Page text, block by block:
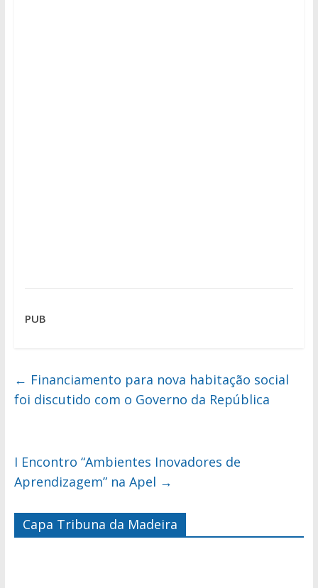
PUB
← Financiamento para nova habitação social
foi discutido com o Governo da República
I Encontro “Ambientes Inovadores de
Aprendizagem” na Apel →
Capa Tribuna da Madeira